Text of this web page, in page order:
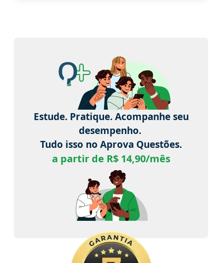
Estude. Pratique. Acompanhe seu
desempenho.
Tudo isso no Aprova Questões.
a partir de R$ 14,90/mês